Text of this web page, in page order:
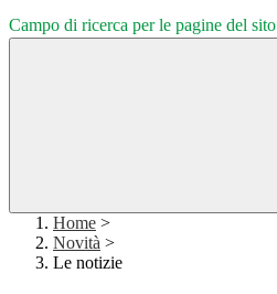
Campo di ricerca per le pagine del sito
Home >
Novità >
Le notizie